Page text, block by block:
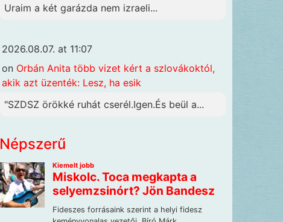
Uraim a két garázda nem izraeli...
2026.08.07. at 11:07
on Orbán Anita több vizet kért a szlovákoktól,
akik azt üzenték: Lesz, ha esik
"SZDSZ örökké ruhát cserél.Igen.És beül a...
Népszerű